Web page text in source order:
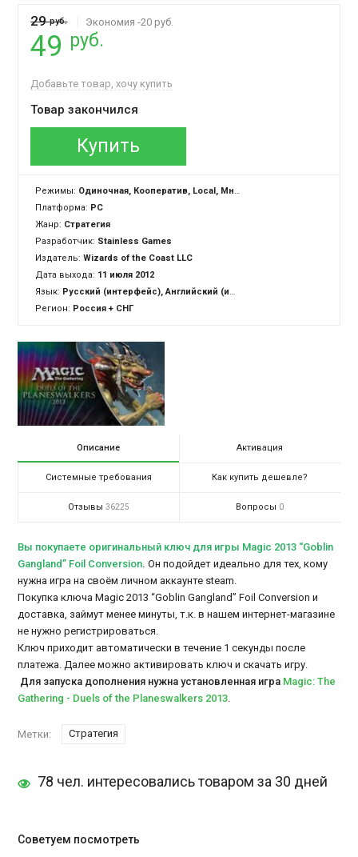
29руб. Экономия -20 руб.
49 руб.
Добавьте товар, хочу купить
Товар закончился
Купить
Режимы: Одиночная, Кооператив, Local, Многопользовательская
Платформа: PC
Жанр: Стратегия
Разработчик: Stainless Games
Издатель:Wizards of the Coast LLC
Дата выхода: 11 июля 2012
Язык: Русский (интерфейс), Английский (интерфейс)
Регион: Россия + СНГ
Описание Активация
Системные требования Как купить дешевле?
Отзывы 36225 Вопросы 0
Вы покупаете оригинальный ключ для игры Magic 2013 “Goblin
Gangland” Foil Conversion. Он подойдет идеально для тех, кому
нужна игра на своём личном аккаунте steam.
Покупка ключа Magic 2013 “Goblin Gangland” Foil Conversion и
доставка, займут менее минуты, т.к. в нашем интернет-магазине
не нужно регистрироваться.
Ключ приходит автоматически в течение 1 секунды после
платежа. Далее можно активировать ключ и скачать игру.
Для запуска дополнения нужна установленная игра Magic: The
Gathering - Duels of the Planeswalkers 2013.
Метки: Стратегия
78 чел. интересовались товаром за 30 дней
Советуем посмотреть